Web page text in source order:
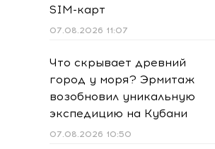
SIM-карт
07.08.2026 11:07
Что скрывает древний
город у моря? Эрмитаж
возобновил уникальную
экспедицию на Кубани
07.08.2026 10:50